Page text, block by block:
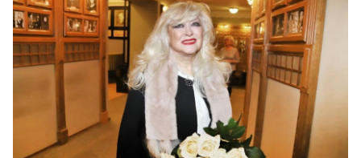
Книги
Выставки
Пресс-
релизы
Metro
Стримы